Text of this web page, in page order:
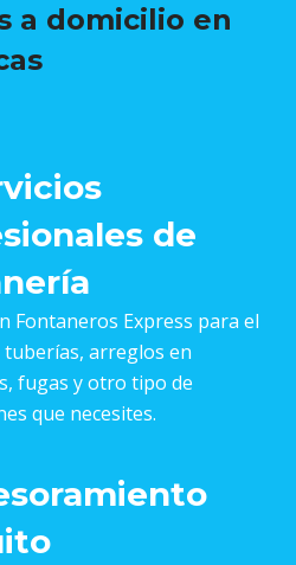
a domicilio en
de
Fontaneros Express para el
tuberías, arreglos en
fugas y otro tipo de
que necesites.